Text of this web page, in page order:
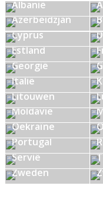
Albanië
Azerbeidzjan
Cyprus
Estland
Georgië
Italië
Litouwen
Moldavië
Oekraïne
Portugal
Servië
Zweden